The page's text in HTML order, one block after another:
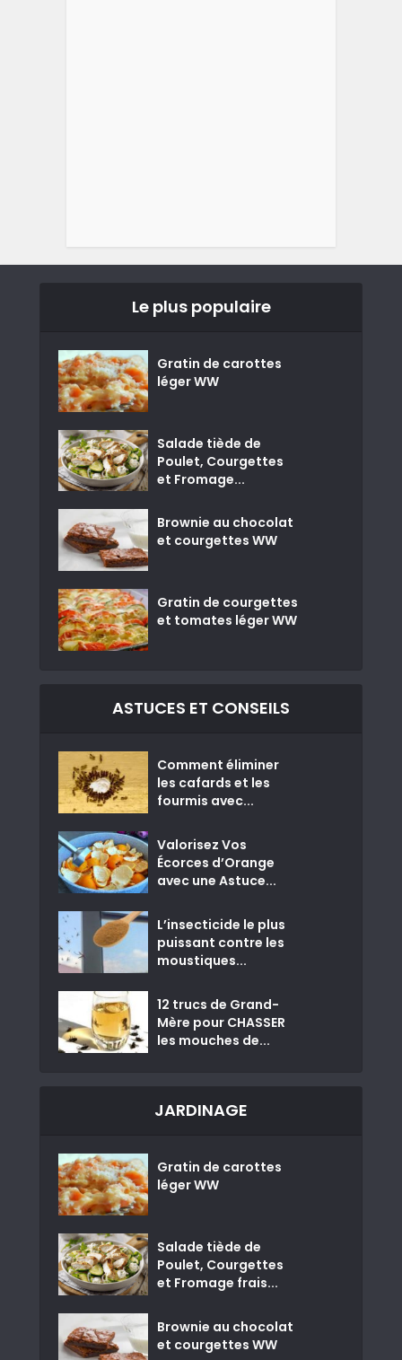
Le plus populaire
Gratin de carottes
léger WW
Salade tiède de
Poulet, Courgettes
et Fromage...
Brownie au chocolat
et courgettes WW
Gratin de courgettes
et tomates léger WW
ASTUCES ET CONSEILS
Comment éliminer
les cafards et les
fourmis avec...
Valorisez Vos
Écorces d’Orange
avec une Astuce...
L’insecticide le plus
puissant contre les
moustiques...
12 trucs de Grand-
Mère pour CHASSER
les mouches de...
JARDINAGE
Gratin de carottes
léger WW
Salade tiède de
Poulet, Courgettes
et Fromage frais...
Brownie au chocolat
et courgettes WW